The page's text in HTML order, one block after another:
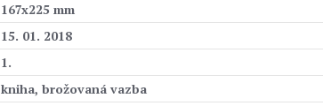
167x225 mm
15. 01. 2018
1.
kniha, brožovaná vazba